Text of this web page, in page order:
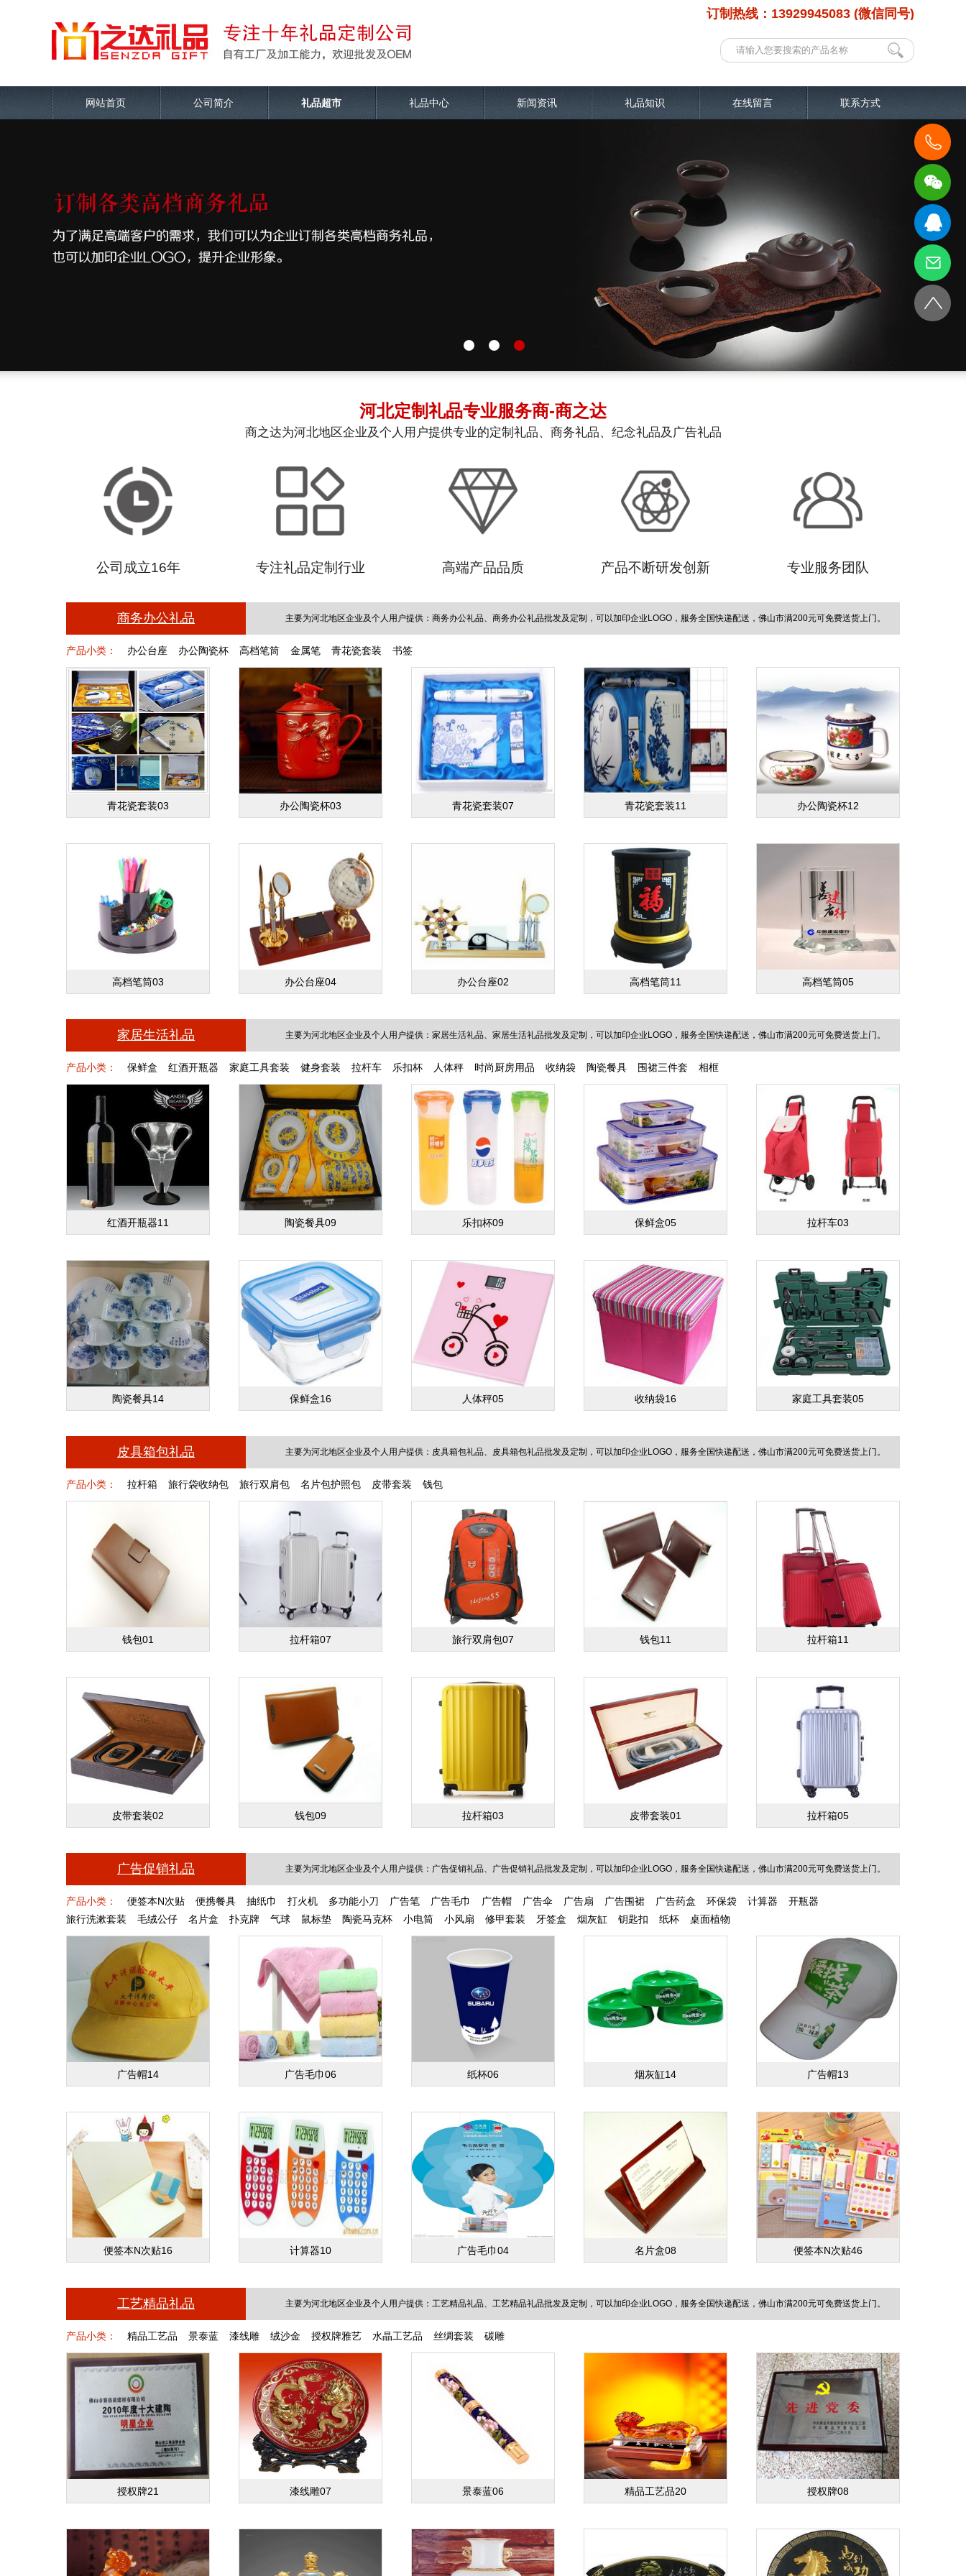
订制热线：13929945083 (微信同号)
网站首页 公司简介 礼品超市 礼品中心 新闻资讯 礼品知识 在线留言 联系方式
河北定制礼品专业服务商-商之达
商之达为河北地区企业及个人用户提供专业的定制礼品、商务礼品、纪念礼品及广告礼品
公司成立16年 专注礼品定制行业 高端产品品质 产品不断研发创新 专业服务团队
商务办公礼品 主要为河北地区企业及个人用户提供：商务办公礼品、商务办公礼品批发及定制，可以加印企业LOGO，服务全国快递配送，佛山市满200元可免费送货上门。
产品小类： 办公台座 办公陶瓷杯 高档笔筒 金属笔 青花瓷套装 书签
青花瓷套装03 办公陶瓷杯03 青花瓷套装07 青花瓷套装11 办公陶瓷杯12
高档笔筒03 办公台座04 办公台座02 高档笔筒11 高档笔筒05
家居生活礼品 主要为河北地区企业及个人用户提供：家居生活礼品、家居生活礼品批发及定制，可以加印企业LOGO，服务全国快递配送，佛山市满200元可免费送货上门。
产品小类： 保鲜盒 红酒开瓶器 家庭工具套装 健身套装 拉杆车 乐扣杯 人体秤 时尚厨房用品 收纳袋 陶瓷餐具 围裙三件套 相框
红酒开瓶器11 陶瓷餐具09 乐扣杯09 保鲜盒05 拉杆车03
陶瓷餐具14 保鲜盒16 人体秤05 收纳袋16 家庭工具套装05
皮具箱包礼品 主要为河北地区企业及个人用户提供：皮具箱包礼品、皮具箱包礼品批发及定制，可以加印企业LOGO，服务全国快递配送，佛山市满200元可免费送货上门。
产品小类： 拉杆箱 旅行袋收纳包 旅行双肩包 名片包护照包 皮带套装 钱包
钱包01 拉杆箱07 旅行双肩包07 钱包11 拉杆箱11
皮带套装02 钱包09 拉杆箱03 皮带套装01 拉杆箱05
广告促销礼品 主要为河北地区企业及个人用户提供：广告促销礼品、广告促销礼品批发及定制，可以加印企业LOGO，服务全国快递配送，佛山市满200元可免费送货上门。
产品小类： 便签本N次贴 便携餐具 抽纸巾 打火机 多功能小刀 广告笔 广告毛巾 广告帽 广告伞 广告扇 广告围裙 广告药盒 环保袋 计算器
开瓶器
旅行洗漱套装
毛绒公仔 名片盒 扑克牌 气球 鼠标垫 陶瓷马克杯 小电筒 小风扇 修甲套装 牙签盒 烟灰缸 钥匙扣 纸杯 桌面植物
广告帽14 广告毛巾06 纸杯06 烟灰缸14 广告帽13
便签本N次贴16 计算器10 广告毛巾04 名片盒08 便签本N次贴46
工艺精品礼品 主要为河北地区企业及个人用户提供：工艺精品礼品、工艺精品礼品批发及定制，可以加印企业LOGO，服务全国快递配送，佛山市满200元可免费送货上门。
产品小类： 精品工艺品 景泰蓝 漆线雕 绒沙金 授权牌雅艺 水晶工艺品 丝绸套装 碳雕
授权牌21 漆线雕07 景泰蓝06 精品工艺品20 授权牌08